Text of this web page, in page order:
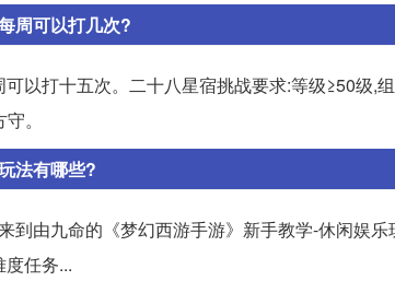
周可以打几次?
以打十五次。二十八星宿挑战要求:等级≥50级,
。
法有哪些?
到由九命的《梦幻西游手游》新手教学-休闲娱
任务...